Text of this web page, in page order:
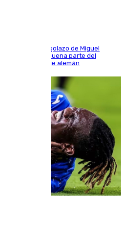
con un golazo de Miguel
durante buena parte del
ante el empuje alemán